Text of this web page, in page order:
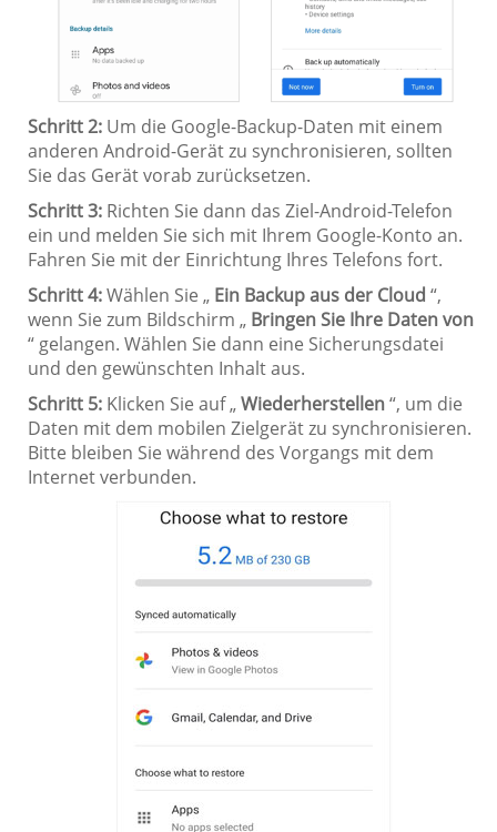
Schritt 2: Um die Google-Backup-Daten mit einem
anderen Android-Gerät zu synchronisieren, sollten
Sie das Gerät vorab zurücksetzen.
Schritt 3: Richten Sie dann das Ziel-Android-Telefon
ein und melden Sie sich mit Ihrem Google-Konto an.
Fahren Sie mit der Einrichtung Ihres Telefons fort.
Schritt 4:Wählen Sie „ Ein Backup aus der Cloud “,
wenn Sie zum Bildschirm „ Bringen Sie Ihre Daten von
“ gelangen. Wählen Sie dann eine Sicherungsdatei
und den gewünschten Inhalt aus.
Schritt 5: Klicken Sie auf „Wiederherstellen“, um die
Daten mit dem mobilen Zielgerät zu synchronisieren.
Bitte bleiben Sie während des Vorgangs mit dem
Internet verbunden.